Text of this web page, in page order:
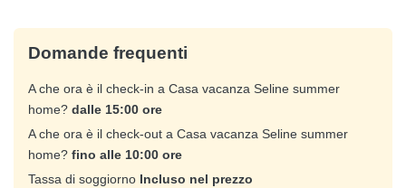
Domande frequenti
A che ora è il check-in a Casa vacanza Seline summer
home? dalle 15:00 ore
A che ora è il check-out a Casa vacanza Seline summer
home? fino alle 10:00 ore
Tassa di soggiorno Incluso nel prezzo